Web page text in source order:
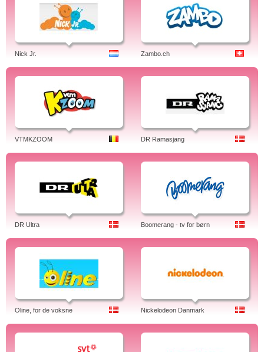
Nick Jr. Zambo.ch
VTMKZOOM DR Ramasjang
DR Ultra Boomerang - tv for børn
Oline, for de voksne Nickelodeon Danmark